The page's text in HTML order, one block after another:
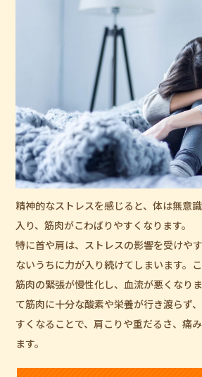
精神的なストレスを感じると、体は無意
入り、筋肉がこわばりやすくなります。
特に首や肩は、ストレスの影響を受けや
ないうちに力が入り続けてしまいます。
筋肉の緊張が慢性化し、血流が悪くなり
て筋肉に十分な酸素や栄養が行き渡らず
すくなることで、肩こりや重だるさ、痛
ます。